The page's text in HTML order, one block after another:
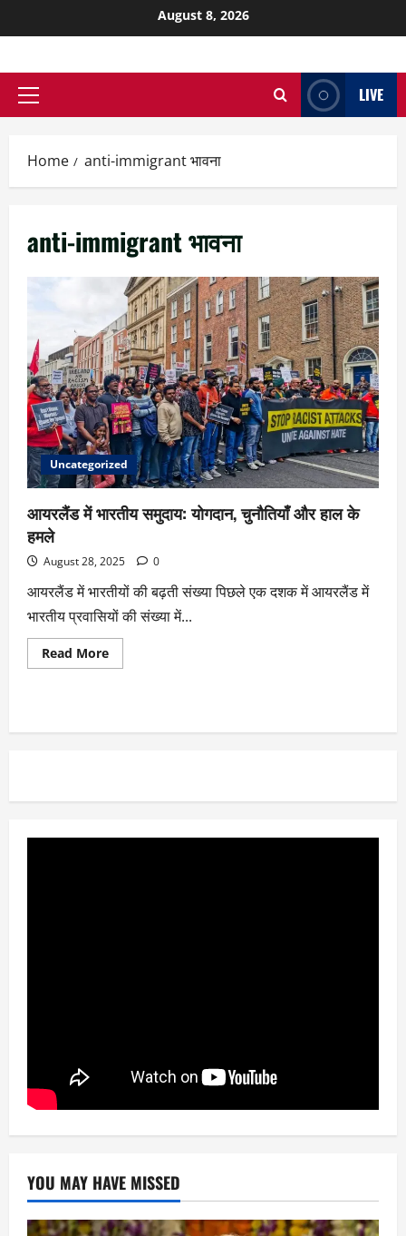
August 8, 2026
LIVE
Home anti-immigrant भावना
anti-immigrant भावना
Uncategorized
आयरलैंड में भारतीय समुदाय: योगदान, चुनौतियाँ और हाल के
हमले
August 28, 2025 0
आयरलैंड में भारतीयों की बढ़ती संख्या पिछले एक दशक में आयरलैंड में
भारतीय प्रवासियों की संख्या में...
Read More
YOU MAY HAVE MISSED